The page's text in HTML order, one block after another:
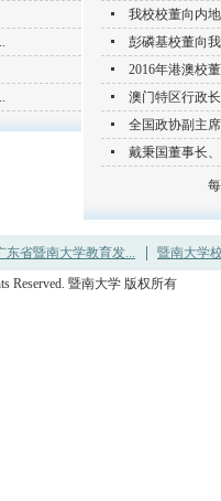
我校校董向内
彭磷基校董向
2016年港澳校
澳门特区行政
全国政协副主
戴秉国董事长
东省暨南大学教育发...
暨南大学
Reserved. 暨南大学 版权所有